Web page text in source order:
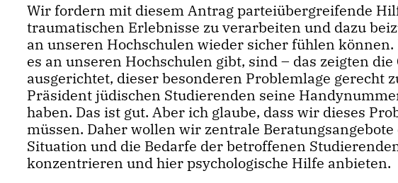
Wir fordern mit diesem Antrag parteiübergreifende
traumatischen Erlebnisse zu verarbeiten und dazu
an unseren Hochschulen wieder sicher fühlen
es an unseren Hochschulen gibt, sind – das zeigten
ausgerichtet, dieser besonderen Problemlage gerecht
Präsident jüdischen Studierenden seine
haben. Das ist gut. Aber ich glaube, dass wir dieses
müssen. Daher wollen wir zentrale
Situation und die Bedarfe der betroffenen
konzentrieren und hier psychologische Hilfe anbieten.